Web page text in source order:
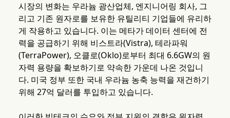
시장의 변화는 우라늄 광산업체, 엔지니어링 회사, 그
리고 기존 원자로를 보유한 유틸리티 기업들에 유리하
게 작용하고 있습니다. 이는 메타가 데이터 센터에 전
력을 공급하기 위해 비스트라(Vistra), 테라파워
(TerraPower), 오클로(Oklo)로부터 최대 6.6GW의 원
자력 용량을 확보하기로 약속한 가운데 나온 것입니
다. 미국 정부 또한 국내 우라늄 농축 능력을 재건하기
위해 27억 달러를 투입하고 있습니다.